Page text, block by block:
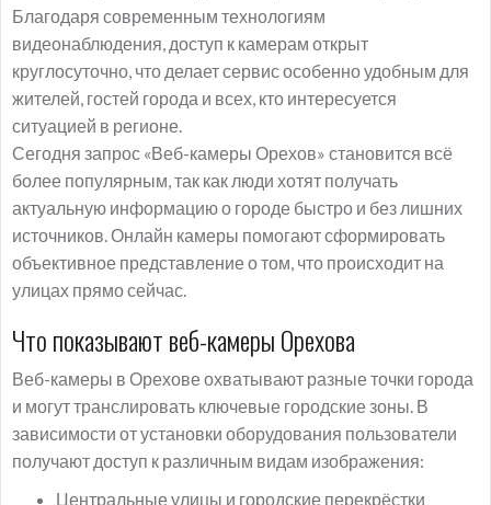
Благодаря современным технологиям
видеонаблюдения, доступ к камерам открыт
круглосуточно, что делает сервис особенно удобным для
жителей, гостей города и всех, кто интересуется
ситуацией в регионе.
Сегодня запрос «Веб-камеры Орехов» становится всё
более популярным, так как люди хотят получать
актуальную информацию о городе быстро и без лишних
источников. Онлайн камеры помогают сформировать
объективное представление о том, что происходит на
улицах прямо сейчас.
Что показывают веб-камеры Орехова
Веб-камеры в Орехове охватывают разные точки города
и могут транслировать ключевые городские зоны. В
зависимости от установки оборудования пользователи
получают доступ к различным видам изображения:
Центральные улицы и городские перекрёстки